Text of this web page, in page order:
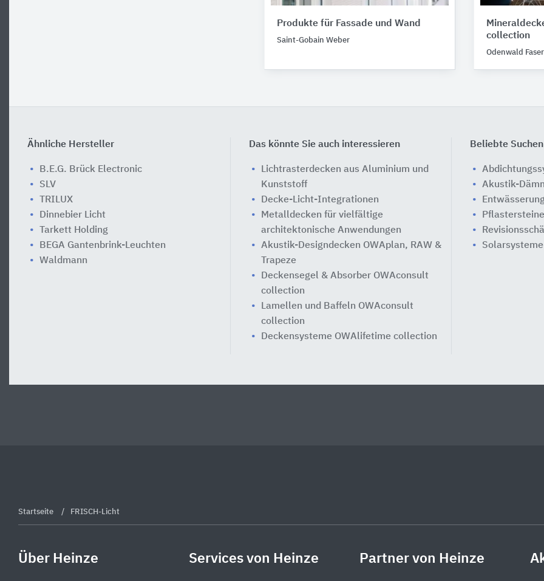
Produkte für Fassade und Wand
Saint-Gobain Weber
collection
Odenwald
Ähnliche Hersteller
B.E.G. Brück Electronic
SLV
TRILUX
Dinnebier Licht
Tarkett Holding
BEGA Gantenbrink-Leuchten
Waldmann
Das könnte Sie auch interessieren
Lichtrasterdecken aus Aluminium und
Kunststoff
Decke-Licht-Integrationen
Metalldecken für vielfältige
architektonische Anwendungen
Akustik-Designdecken OWAplan, RAW &
Trapeze
Deckensegel & Absorber OWAconsult
collection
Lamellen und Baffeln OWAconsult
collection
Deckensysteme OWAlifetime collection
Beliebte Suchen
Akustik-
Solarsysteme
Startseite FRISCH-Licht
Über Heinze Services von Heinze Partner von Heinze